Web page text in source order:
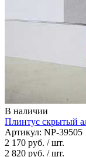
В наличии
Плинтус скрытый
Артикул: NP-39505
2 170 руб. / шт.
2 820 руб. / шт.